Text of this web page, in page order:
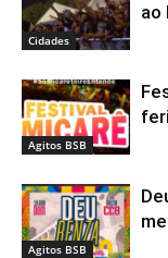
Cidades
ao
Agitos BSB
Agitos BSB